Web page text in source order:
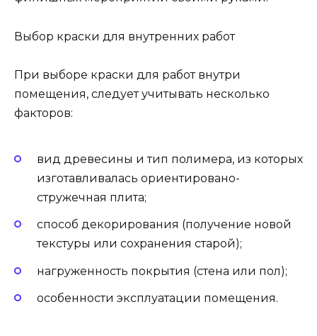
Выбор краски для внутренних работ
При выборе краски для работ внутри
помещения, следует учитывать несколько
факторов:
вид древесины и тип полимера, из которых
изготавливалась ориентировано-
стружечная плита;
способ декорирования (получение новой
текстуры или сохранения старой);
нагруженность покрытия (стена или пол);
особенности эксплуатации помещения.